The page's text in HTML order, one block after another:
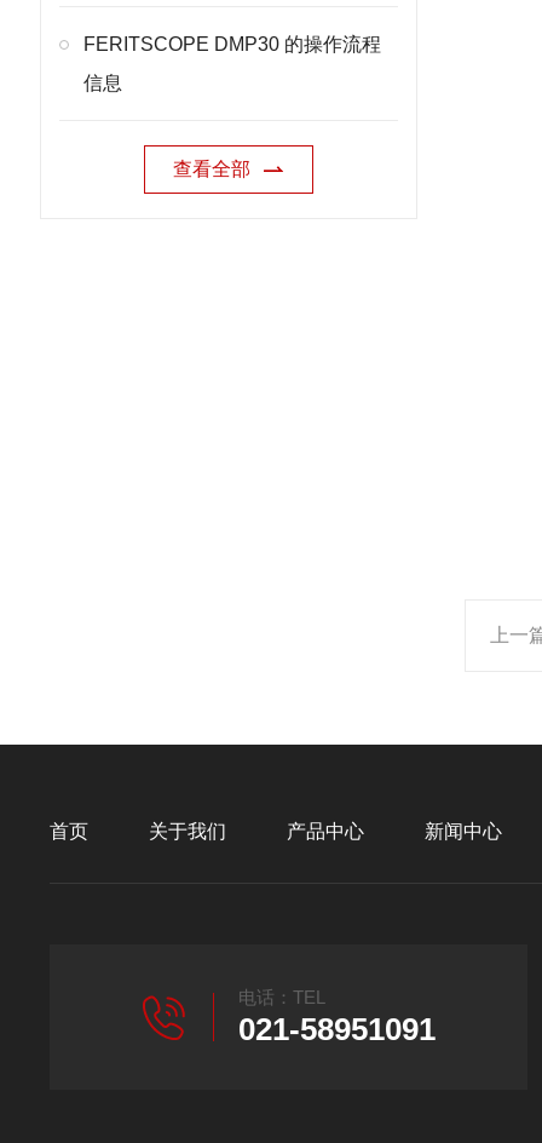
FERITSCOPE DMP30 的操作流程
信息
查看全部
上一
首页 关于我们 产品中心 新闻中心
电话：TEL
021-58951091